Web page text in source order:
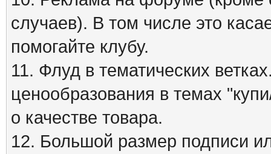
случаев). В том числе это
помогайте клубу.
11. Флуд в тематических
ценообразования в темах
о качестве товара.
12. Большой размер подписи